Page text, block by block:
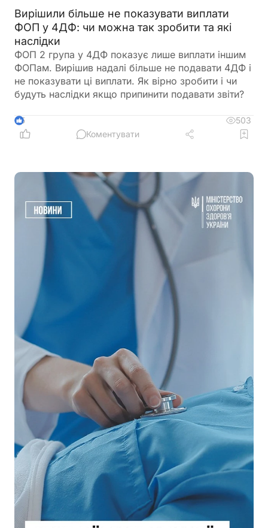
Вирішили більше не показувати виплати
ФОП у 4ДФ: чи можна так зробити та які
наслідки
ФОП 2 група у 4ДФ показує лише виплати іншим
ФОПам. Вирішив надалі більше не подавати 4ДФ і
не показувати ці виплати. Як вірно зробити і чи
будуть наслідки якщо припинити подавати звіти?
5
503
Коментувати